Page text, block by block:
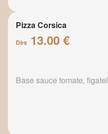
Pizza Corsica
Dès 13.00 €
Base sauce tomate,